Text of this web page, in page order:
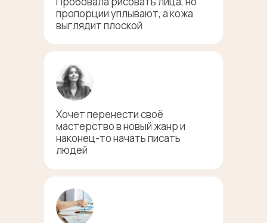
пропорции уплывают, а кожа
выглядит плоской
Хочет перенести своё
мастерство в новый жанр и
наконец-то начать писать
людей